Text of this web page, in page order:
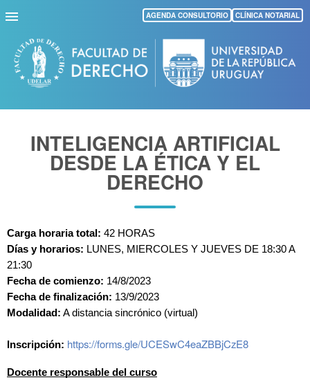
Pasar
al
contenido
principal
AGENDA CONSULTORIO CLÍNICA NOTARIAL
INTELIGENCIA ARTIFICIAL
DESDE LA ÉTICA Y EL
DERECHO
Carga horaria total: 42 HORAS
Días y horarios: LUNES, MIERCOLES Y JUEVES DE 18:30 A
21:30
Fecha de comienzo: 14/8/2023
Fecha de finalización: 13/9/2023
Modalidad: A distancia sincrónico (virtual)
Inscripción: https://forms.gle/UCESwC4eaZBBjCzE8
Docente responsable del curso